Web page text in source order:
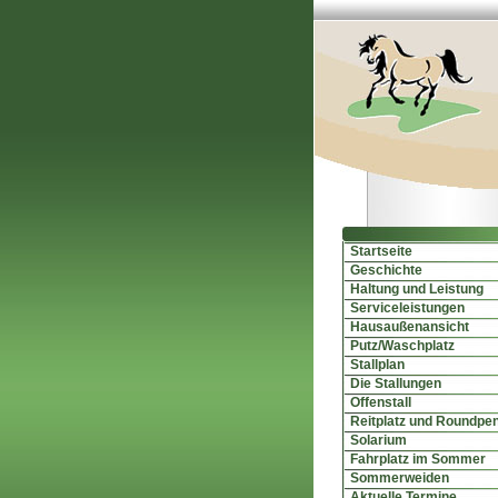
Startseite
Geschichte
Haltung und Leistung
Serviceleistungen
Hausaußenansicht
Putz/Waschplatz
Stallplan
Die Stallungen
Offenstall
Reitplatz und
Solarium
Fahrplatz im Sommer
Sommerweiden